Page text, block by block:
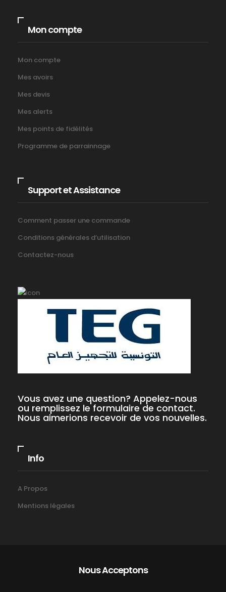
Mon compte
Mon compte
Mes avoirs
Mes devis
Mes alerts
Mes points de fidélités
Programme de parrainnage
Support et Assistance
Comment passer une commande
Conditions générales d’utilisation
Contactez-nous
Vous avez une question? Appelez-nous
ou remplissez le formulaire de contact.
Nous aimerions recevoir de vos nouvelles.
Info
A Propos
Mentions légales
Nous Acceptons